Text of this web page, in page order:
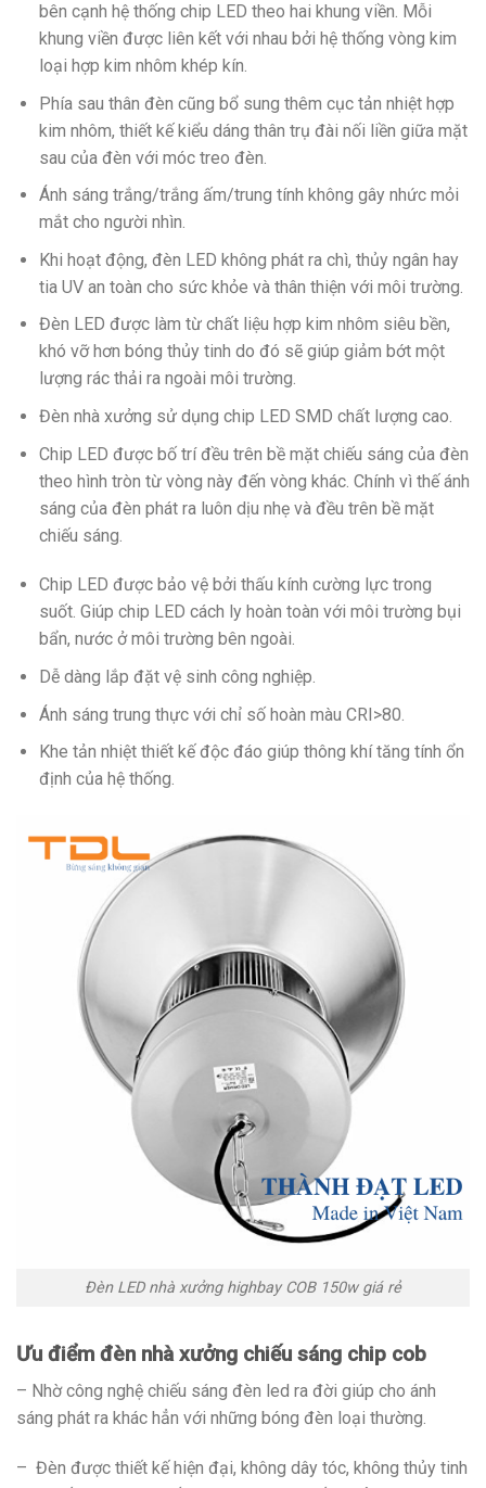
bên cạnh hệ thống chip LED theo hai khung viền. Mỗi
khung viền được liên kết với nhau bởi hệ thống vòng kim
loại hợp kim nhôm khép kín.
Phía sau thân đèn cũng bổ sung thêm cục tản nhiệt hợp
kim nhôm, thiết kế kiểu dáng thân trụ đài nối liền giữa mặt
sau của đèn với móc treo đèn.
Ánh sáng trắng/trắng ấm/trung tính không gây nhức mỏi
mắt cho người nhìn.
Khi hoạt động, đèn LED không phát ra chì, thủy ngân hay
tia UV an toàn cho sức khỏe và thân thiện với môi trường.
Đèn LED được làm từ chất liệu hợp kim nhôm siêu bền,
khó vỡ hơn bóng thủy tinh do đó sẽ giúp giảm bớt một
lượng rác thải ra ngoài môi trường.
Đèn nhà xưởng sử dụng chip LED SMD chất lượng cao.
Chip LED được bố trí đều trên bề mặt chiếu sáng của đèn
theo hình tròn từ vòng này đến vòng khác. Chính vì thế ánh
sáng của đèn phát ra luôn dịu nhẹ và đều trên bề mặt
chiếu sáng.
Chip LED được bảo vệ bởi thấu kính cường lực trong
suốt. Giúp chip LED cách ly hoàn toàn với môi trường bụi
bẩn, nước ở môi trường bên ngoài.
Dễ dàng lắp đặt vệ sinh công nghiệp.
Ánh sáng trung thực với chỉ số hoàn màu CRI>80.
Khe tản nhiệt thiết kế độc đáo giúp thông khí tăng tính ổn
định của hệ thống.
Đèn LED nhà xưởng highbay COB 150w giá rẻ
Ưu điểm đèn nhà xưởng chiếu sáng chip cob
– Nhờ công nghệ chiếu sáng đèn led ra đời giúp cho ánh
sáng phát ra khác hẳn với những bóng đèn loại thường.
– Đèn được thiết kế hiện đại, không dây tóc, không thủy tinh